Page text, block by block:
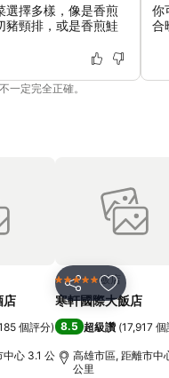
選擇多樣，像是香煎
豬頸排，或是香煎鮭
你
合
一定完全正確。
的最愛
店
個評分)
中心 3.1 公
分享 加入我的
5 星級 飯店
寒軒國際大飯店
8.5 超級讚 (17,917
高雄市區, 距離市中
公里